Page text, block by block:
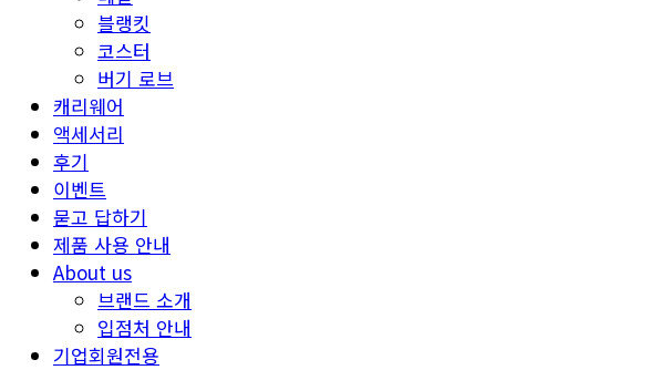
블랭킷
코스터
버기 로브
캐리웨어
액세서리
후기
이벤트
묻고 답하기
제품 사용 안내
About us
브랜드 소개
입점처 안내
기업회원전용